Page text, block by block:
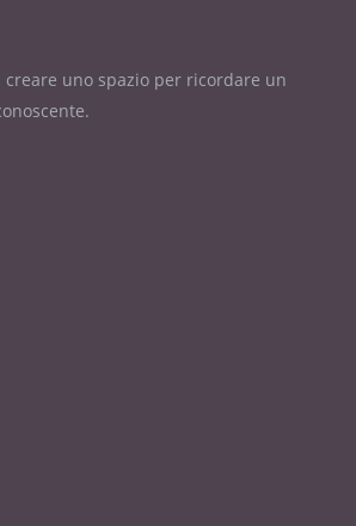
uno spazio per ricordare un